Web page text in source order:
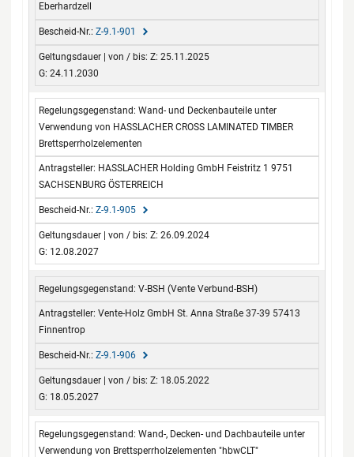
Eberhardzell
Z-9.1-901
Z: 25.11.2025
G: 24.11.2030
Wand- und Deckenbauteile unter
Verwendung von HASSLACHER CROSS LAMINATED TIMBER
Brettsperrholzelementen
HASSLACHER Holding GmbH Feistritz 1 9751
SACHSENBURG ÖSTERREICH
Z-9.1-905
Z: 26.09.2024
G: 12.08.2027
V-BSH (Vente Verbund-BSH)
Vente-Holz GmbH St. Anna Straße 37-39 57413
Finnentrop
Z-9.1-906
Z: 18.05.2022
G: 18.05.2027
Wand-, Decken- und Dachbauteile unter
Verwendung von Brettsperrholzelementen "hbwCLT"